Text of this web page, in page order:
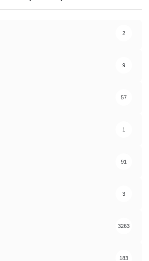
2
9
57
1
91
3
3263
183